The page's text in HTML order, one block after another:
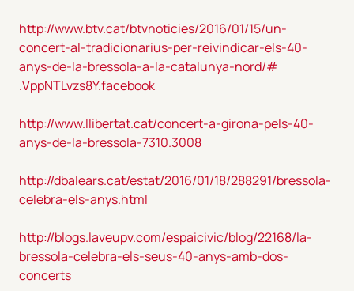
http://www.btv.cat/btvnoticies/2016/01/15/un-
concert-al-tradicionarius-per-reivindicar-els-40-
anys-de-la-bressola-a-la-catalunya-nord/#
.VppNTLvzs8Y.facebook
http://www.llibertat.cat/concert-a-girona-pels-40-
anys-de-la-bressola-7310.3008
http://dbalears.cat/estat/2016/01/18/288291/bressola-
celebra-els-anys.html
http://blogs.laveupv.com/espaicivic/blog/22168/la-
bressola-celebra-els-seus-40-anys-amb-dos-
concerts